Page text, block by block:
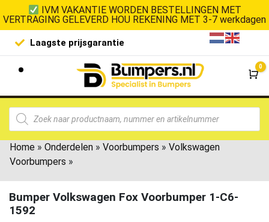
IVM VAKANTIE WORDEN BESTELLINGEN MET
VERTRAGING GELEVERD HOU REKENING MET 3-7 werkdagen
Laagste prijsgarantie De
0
Home » Onderdelen » Voorbumpers » Volkswagen
Voorbumpers »
Bumper Volkswagen Fox Voorbumper 1-C6-
1592